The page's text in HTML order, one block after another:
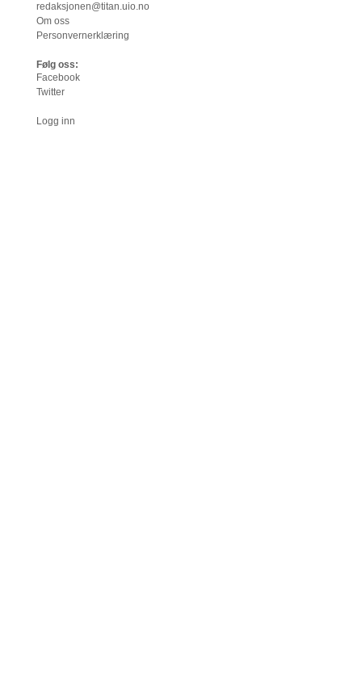
redaksjonen@titan.uio.no
Om oss
Personvernerklæring
Følg oss:
Facebook
Twitter
Logg inn